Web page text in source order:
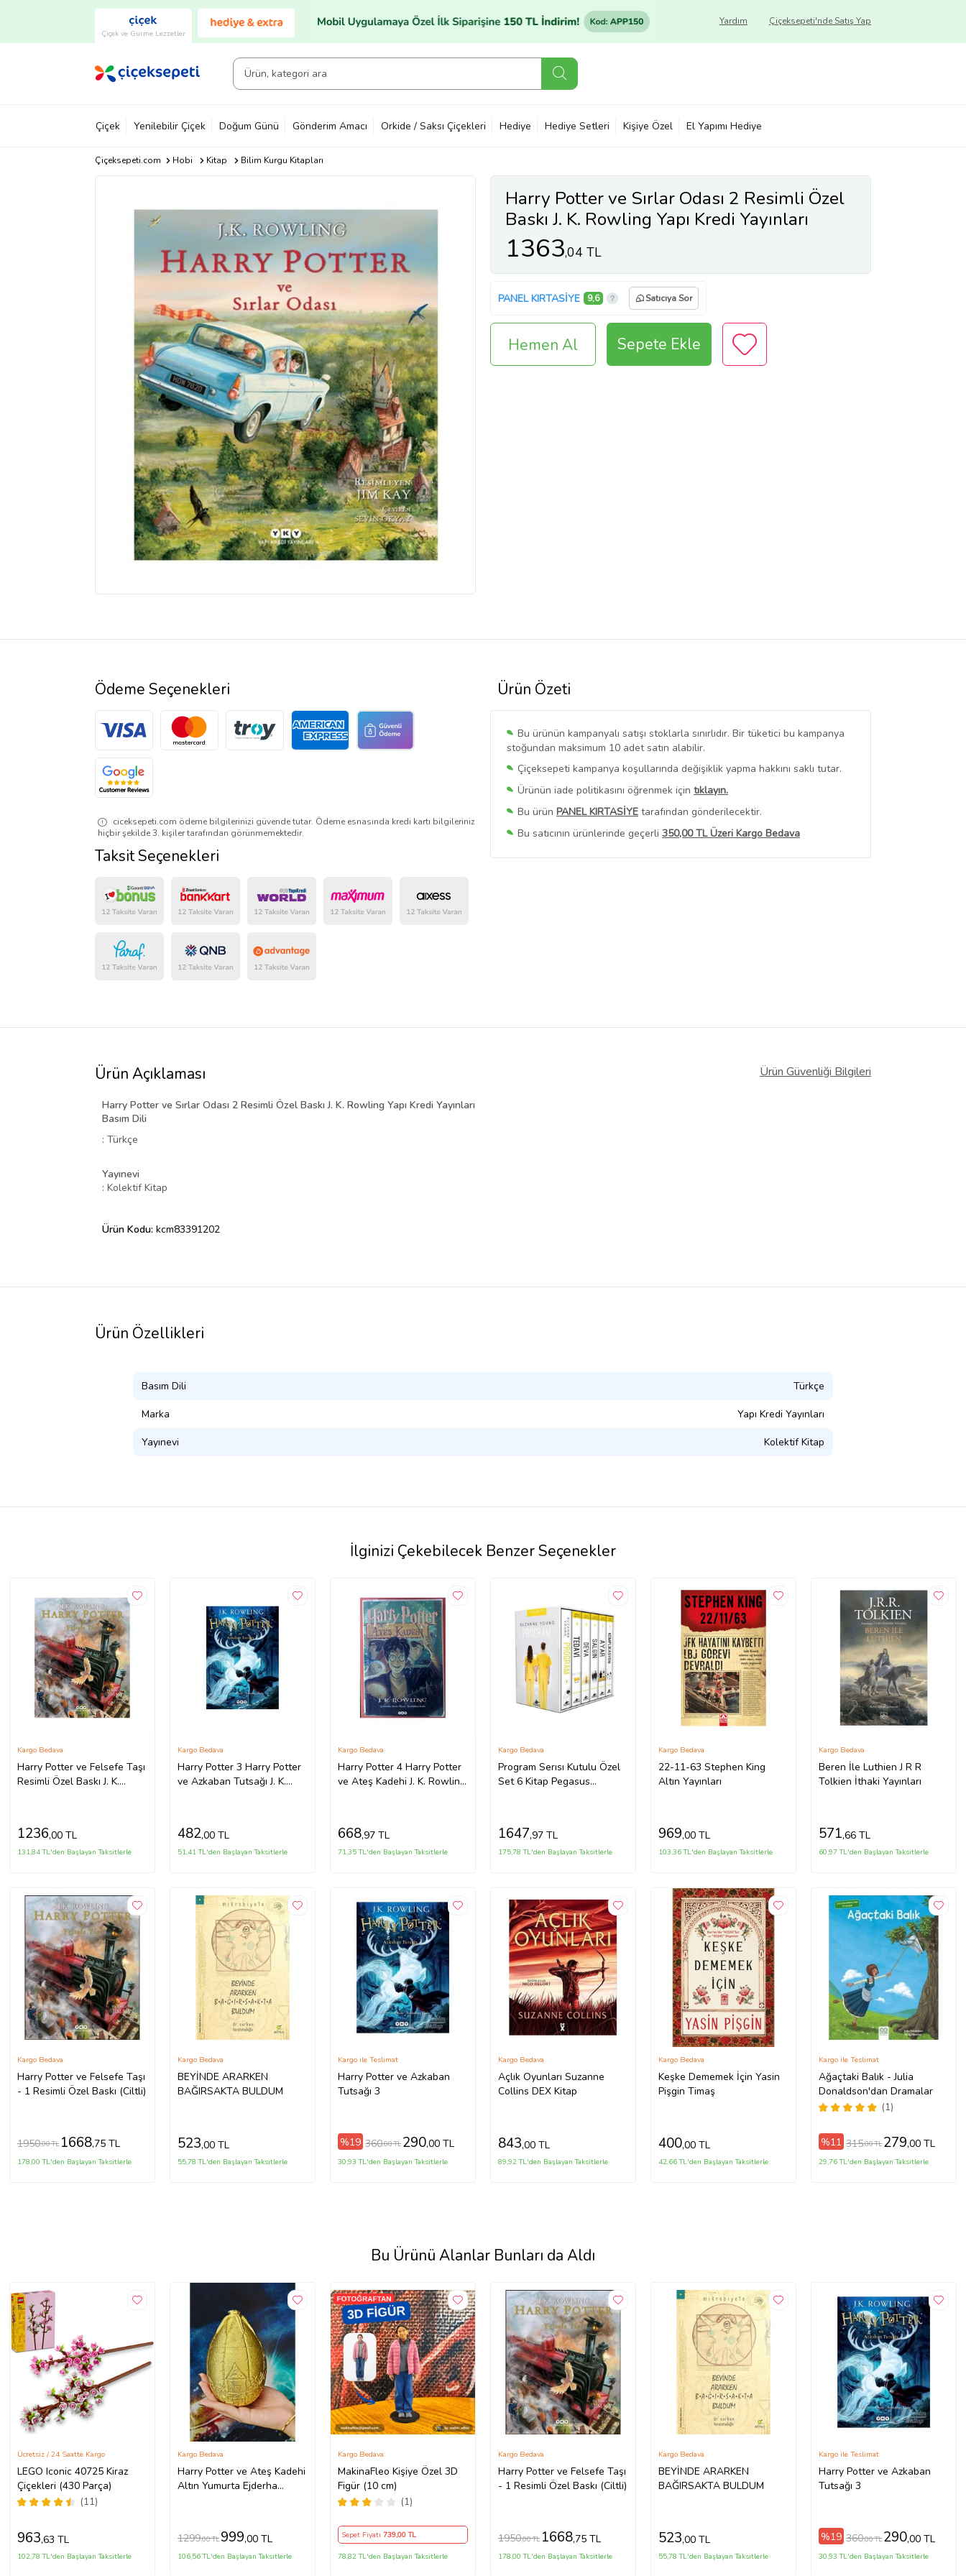
Çiçek ve Gurme Lezzetler
Çiçeksepeti'nde Satış Yap
Yardım
Çiçek Yenilebilir Çiçek Doğum Günü Gönderim Amacı Orkide / Saksı Çiçekleri Hediye Hediye Setleri Kişiye Özel El Yapımı Hediye
Çiçeksepeti.com Hobi Kitap Bilim Kurgu Kitapları
Harry Potter ve Sırlar Odası 2 Resimli Özel
Baskı J. K. Rowling Yapı Kredi Yayınları
1363,04 TL
PANEL KIRTASİYE 9,6 Satıcıya Sor
Hemen Al Sepete Ekle
Ürün Özeti
Bu ürünün kampanyalı satışı stoklarla sınırlıdır. Bir tüketici bu kampanya
stoğundan maksimum 10 adet satın alabilir.
Çiçeksepeti kampanya koşullarında değişiklik yapma hakkını saklı tutar.
Ürünün iade politikasını öğrenmek için tıklayın.
Bu ürün PANEL KIRTASİYE tarafından gönderilecektir.
Bu satıcının ürünlerinde geçerli 350,00 TL Üzeri Kargo Bedava
Bu SatıcınınTüm Ürünlerini Görüntüle
Ödeme Seçenekleri
ciceksepeti.com ödeme bilgilerinizi güvende tutar. Ödeme esnasında kredi kartı bilgileriniz
hiçbir şekilde 3. kişiler tarafından görünmemektedir.
Taksit Seçenekleri
Ürün Açıklaması Ürün Güvenliği Bilgileri
Harry Potter ve Sırlar Odası 2 Resimli Özel Baskı J. K. Rowling Yapı Kredi Yayınları
Basım Dili
: Türkçe
Yayınevi
: Kolektif Kitap
Ürün Kodu: kcm83391202
Ürün Özellikleri
Basım Dili Türkçe
Marka Yapı Kredi Yayınları
Yayınevi Kolektif Kitap
İlginizi Çekebilecek Benzer Seçenekler
Harry Potter ve Felsefe Taşı
Resimli Özel Baskı J. K.
Kargo Bedava
1236,00 TL
131,84 TL'den Başlayan Taksitlerle
Harry Potter 3 Harry Potter
ve Azkaban Tutsağı J. K.
Kargo Bedava
482,00 TL
51,41 TL'den Başlayan Taksitlerle
Harry Potter 4 Harry Potter
ve Ateş Kadehi J. K. Rowling
Kargo Bedava
668,97 TL
71,35 TL'den Başlayan Taksitlerle
Program Serısı Kutulu Özel
Set 6 Kitap Pegasus
Kargo Bedava
1647,97 TL
175,78 TL'den Başlayan Taksitlerle
22-11-63 Stephen King
Altın Yayınları
Kargo Bedava
969,00 TL
103,36 TL'den Başlayan Taksitlerle
Beren İle Luthien J R R
Tolkien İthaki Yayınları
Kargo Bedava
571,66 TL
60,97 TL'den Başlayan Taksitlerle
Harry Potter ve Felsefe Taşı
- 1 Resimli Özel Baskı (Ciltli)
Kargo Bedava
1950,00 TL 1668,75 TL
178,00 TL'den Başlayan Taksitlerle
BEYİNDE ARARKEN
BAĞIRSAKTA BULDUM
Kargo Bedava
523,00 TL
55,78 TL'den Başlayan Taksitlerle
Harry Potter ve Azkaban
Tutsağı 3
Kargo ile Teslimat
%19 360,00 TL 290,00 TL
30,93 TL'den Başlayan Taksitlerle
Açlık Oyunları Suzanne
Collins DEX Kitap
Kargo Bedava
843,00 TL
89,92 TL'den Başlayan Taksitlerle
Keşke Dememek İçin Yasin
Pişgin Timaş
Kargo Bedava
400,00 TL
42,66 TL'den Başlayan Taksitlerle
Ağaçtaki Balık - Julia
Donaldson'dan Dramalar
(1)
Kargo ile Teslimat
%11 315,00 TL 279,00 TL
29,76 TL'den Başlayan Taksitlerle
Bu Ürünü Alanlar Bunları da Aldı
LEGO Iconic 40725 Kiraz
Çiçekleri (430 Parça)
(11)
Ücretsiz / 24 Saatte Kargo
963,63 TL
102,78 TL'den Başlayan Taksitlerle
Harry Potter ve Ateş Kadehi
Altın Yumurta Ejderha
Kargo Bedava
1299,00 TL 999,00 TL
106,56 TL'den Başlayan Taksitlerle
MakinaFleo Kişiye Özel 3D
Figür (10 cm)
(1)
Kargo Bedava
Sepet Fiyatı 739,00 TL
78,82 TL'den Başlayan Taksitlerle
Harry Potter ve Felsefe Taşı
- 1 Resimli Özel Baskı (Ciltli)
Kargo Bedava
1950,00 TL 1668,75 TL
178,00 TL'den Başlayan Taksitlerle
BEYİNDE ARARKEN
BAĞIRSAKTA BULDUM
Kargo Bedava
523,00 TL
55,78 TL'den Başlayan Taksitlerle
Harry Potter ve Azkaban
Tutsağı 3
Kargo ile Teslimat
%19 360,00 TL 290,00 TL
30,93 TL'den Başlayan Taksitlerle